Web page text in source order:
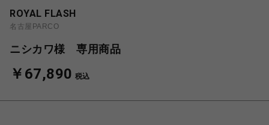
ROYAL FLASH
名古屋PARCO
ニシカワ様 専用商品
￥67,890 税込